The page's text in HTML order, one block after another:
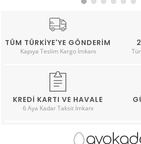
TÜM TÜRKIYE'YE GÖNDERIM
Kapıya Teslim Kargo İmkanı
KREDI KARTI VE HAVALE
6 Aya Kadar Taksit İmkanı